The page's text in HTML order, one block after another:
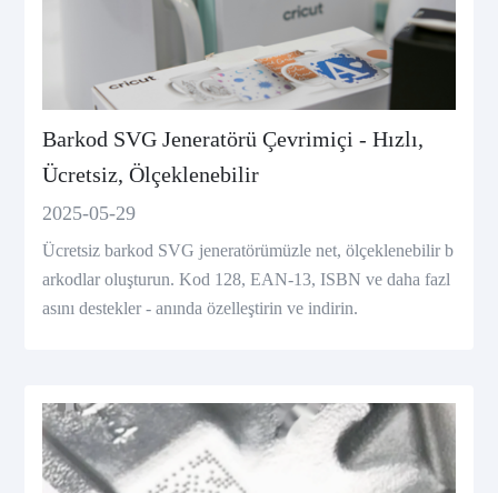
Barkod SVG Jeneratörü Çevrimiçi - Hızlı,
Ücretsiz, Ölçeklenebilir
2025-05-29
Ücretsiz barkod SVG jeneratörümüzle net, ölçeklenebilir b
arkodlar oluşturun. Kod 128, EAN-13, ISBN ve daha fazl
asını destekler - anında özelleştirin ve indirin.